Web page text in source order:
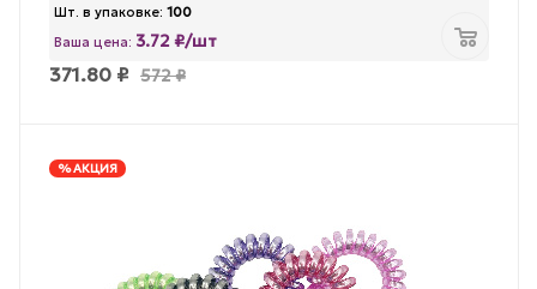
Шт. в упаковке: 100
Ваша цена: 3.72 ₽/шт
371.80 ₽ 572₽
% АКЦИЯ